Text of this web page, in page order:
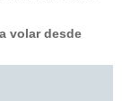
volar desde